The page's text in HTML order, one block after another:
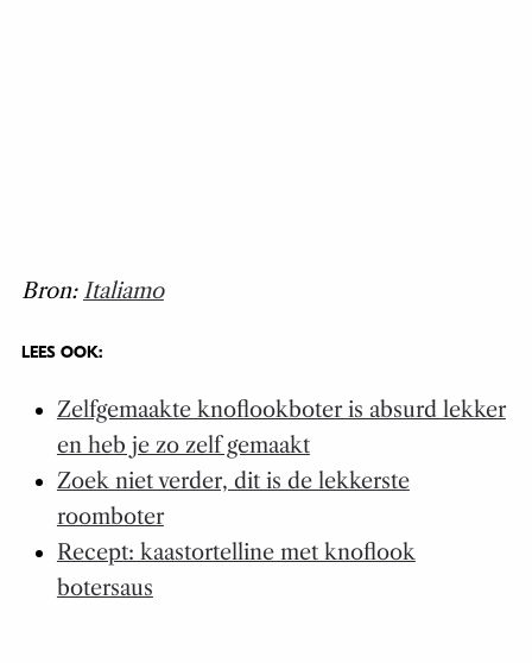
Bron: Italiamo
LEES OOK:
Zelfgemaakte knoflookboter is absurd lekker
en heb je zo zelf gemaakt
Zoek niet verder, dit is de lekkerste
roomboter
Recept: kaastortelline met knoflook
botersaus